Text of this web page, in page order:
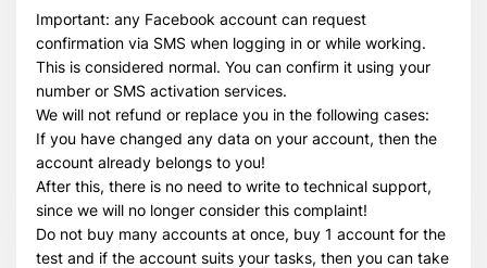
Important: any Facebook account can request
confirmation via SMS when logging in or while working.
This is considered normal. You can confirm it using your
number or SMS activation services.
We will not refund or replace you in the following cases:
If you have changed any data on your account, then the
account already belongs to you!
After this, there is no need to write to technical support,
since we will no longer consider this complaint!
Do not buy many accounts at once, buy 1 account for the
test and if the account suits your tasks, then you can take